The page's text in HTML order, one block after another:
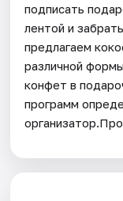
подписать
лентой и
предлагаем
различной
конфет в
программ